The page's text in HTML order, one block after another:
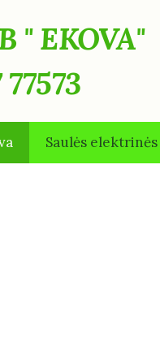
"
77573
Saulės elektrinės